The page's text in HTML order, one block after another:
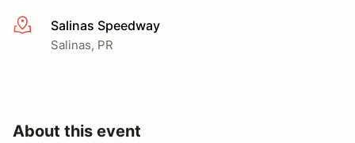
More infoSalinas Speedway
Salinas, PR
About this event